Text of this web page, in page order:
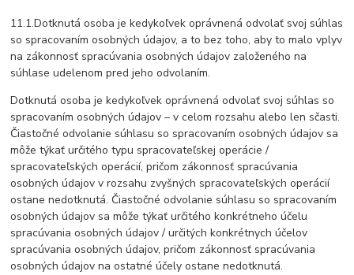
11.1.Dotknutá osoba je kedykoľvek oprávnená odvolať svoj súhlas
so spracovaním osobných údajov, a to bez toho, aby to malo vplyv
na zákonnosť spracúvania osobných údajov založeného na
súhlase udelenom pred jeho odvolaním.
Dotknutá osoba je kedykoľvek oprávnená odvolať svoj súhlas so
spracovaním osobných údajov – v celom rozsahu alebo len sčasti.
Čiastočné odvolanie súhlasu so spracovaním osobných údajov sa
môže týkať určitého typu spracovateľskej operácie /
spracovateľských operácií, pričom zákonnosť spracúvania
osobných údajov v rozsahu zvyšných spracovateľských operácií
ostane nedotknutá. Čiastočné odvolanie súhlasu so spracovaním
osobných údajov sa môže týkať určitého konkrétneho účelu
spracúvania osobných údajov / určitých konkrétnych účelov
spracúvania osobných údajov, pričom zákonnosť spracúvania
osobných údajov na ostatné účely ostane nedotknutá.